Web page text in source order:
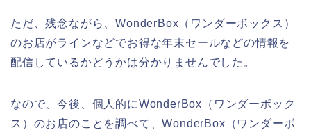
ただ、残念ながら、WonderBox（ワンダーボックス）
のお店がラインなどでお得な年末セールなどの情報を
配信しているかどうかは分かりませんでした。
なので、今後、個人的にWonderBox（ワンダーボック
ス）のお店のことを調べて、WonderBox（ワンダーボ